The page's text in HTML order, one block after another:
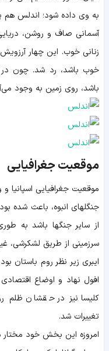
به وی داده شود؛ اندلس هم
آسمانی صاف و روشن،
زنانی خوب. این چهار
خوب باشد، رد شد. چون
باشد، روی زمین به وجود
موقعیت جغرافیایی
موقعیت جغرافیایی اسپانیا
جنگلهای انبوه، باعث شده
از سایر جنگها باشد به
سرزمینی از طریق لشکرشی،
ایبری زیر نظر روم باستان
افول نهاد و اوضاع
کلیسا نیز در حقشان ظلم
تغییرات شد.
امروزه این بخش خود مختار